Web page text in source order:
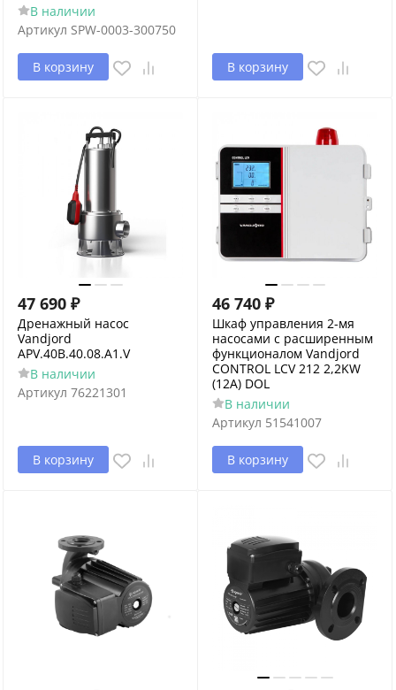
В наличии
Артикул SPW-0003-300750
В корзину В корзину
47 690 ₽
Дренажный насос
Vandjord
APV.40B.40.08.A1.V
В наличии
Артикул 76221301
В корзину
46 740 ₽
Шкаф управления 2-мя
насосами с расширенным
функционалом Vandjord
CONTROL LCV 212 2,2KW
(12А) DOL
В наличии
Артикул 51541007
В корзину